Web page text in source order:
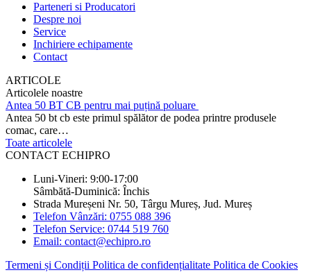
Parteneri si Producatori
Despre noi
Service
Inchiriere echipamente
Contact
ARTICOLE
Articolele noastre
Antea 50 BT CB pentru mai puțină poluare
Antea 50 bt cb este primul spălător de podea printre produsele
comac, care…
Toate articolele
CONTACT ECHIPRO
Luni-Vineri: 9:00-17:00
Sâmbătă-Duminică: Închis
Strada Mureșeni Nr. 50, Târgu Mureș, Jud. Mureș
Telefon Vânzări: 0755 088 396
Telefon Service: 0744 519 760
Email: contact@echipro.ro
Termeni și Condiții Politica de confidențialitate Politica de Cookies